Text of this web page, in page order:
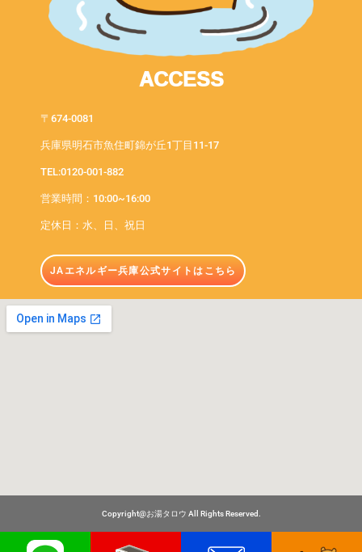
ACCESS
〒674-0081
兵庫県明石市魚住町錦が丘1丁目11-17
TEL:0120-001-882
営業時間：10:00~16:00
定休日：水、日、祝日
JAエネルギー兵庫公式サイトはこちら
Copyright@お湯タロウ All Rights Reserved.